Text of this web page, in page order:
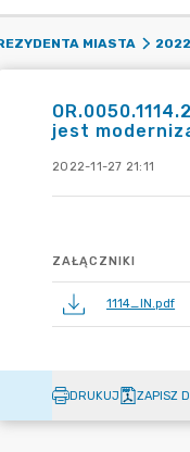
MIASTA 2022
jest
2022-11-27 21:11
ZAŁĄCZNIKI
1114_IN.pdf
DRUKUJ ZAPISZ